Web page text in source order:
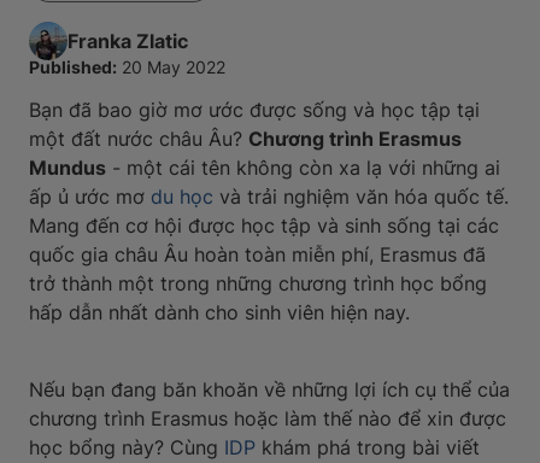
Franka Zlatic
Published: 20 May 2022
Bạn đã bao giờ mơ ước được sống và học tập tại
một đất nước châu Âu? Chương trình Erasmus
Mundus - một cái tên không còn xa lạ với những ai
ấp ủ ước mơ du học và trải nghiệm văn hóa quốc tế.
Mang đến cơ hội được học tập và sinh sống tại các
quốc gia châu Âu hoàn toàn miễn phí, Erasmus đã
trở thành một trong những chương trình học bổng
hấp dẫn nhất dành cho sinh viên hiện nay.
Nếu bạn đang băn khoăn về những lợi ích cụ thể của
chương trình Erasmus hoặc làm thế nào để xin được
học bổng này? Cùng IDP khám phá trong bài viết